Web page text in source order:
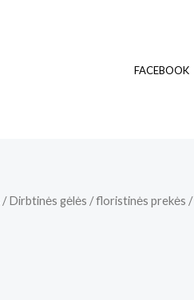
FACEBOOK
/Dirbtinės gėlės / floristinės prekės /